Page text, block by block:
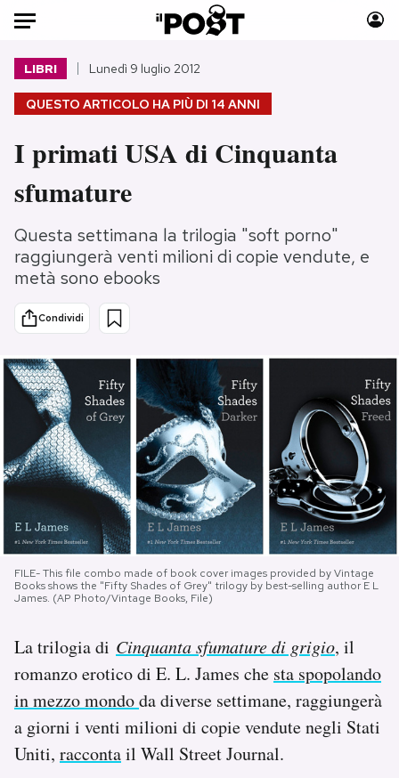
HOME
Italia
Politica
Tecnologia
Internet
Scienza
Cultura
Economia
Sport
Moda
Storie/Idee
Ok Boomer!
Mondiali calcio 2026
PODCAST
NEWSLETTER
I MIEI PREFERITI
CALENDARIO
AREA PERSONALE
Area Personale
QUESTO ARTICOLO HA PIÙ DI 14 ANNI
LIBRI Lunedì 9 luglio 2012
I primati USA di Cinquanta
sfumature
Questa settimana la trilogia "soft porno"
raggiungerà venti milioni di copie vendute, e
metà sono ebooks
Condividi
FILE- This file combo made of book cover images provided by Vintage
Books shows the "Fifty Shades of Grey" trilogy by best-selling author E L
James. (AP Photo/Vintage Books, File)
La trilogia di Cinquanta sfumature di grigio, il
romanzo erotico di E. L. James che sta spopolando
in mezzo mondoda diverse settimane, raggiungerà
a giorni i venti milioni di copie vendute negli Stati
Uniti, raccontail Wall Street Journal.